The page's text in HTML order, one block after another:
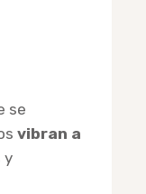
se
vibran a
y